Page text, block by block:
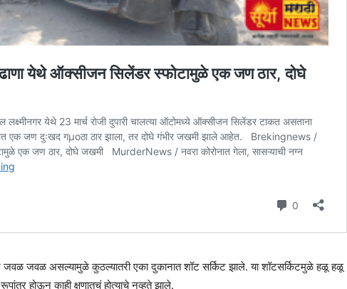
जवळ जवळ असल्यामुळे कुठल्यातरी एका दुकानात शॉट सर्किट झाले. या शॉटसर्किटमुळे हळू हळू
होऊन काही क्षणातचं होत्याचे नव्हते झाले.